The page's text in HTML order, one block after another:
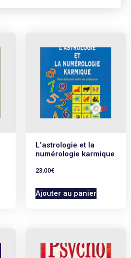
L’astrologie et la
numérologie karmique
23,00€
Ajouter au panier